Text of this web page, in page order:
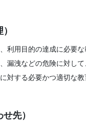
利用目的の達成に必要
漏洩などの危険に対し
対する必要かつ適切な教
先）